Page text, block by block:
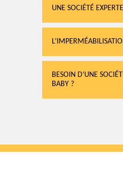
UNE SOCIÉTÉ
BESOIN D’UNE
BABY ?